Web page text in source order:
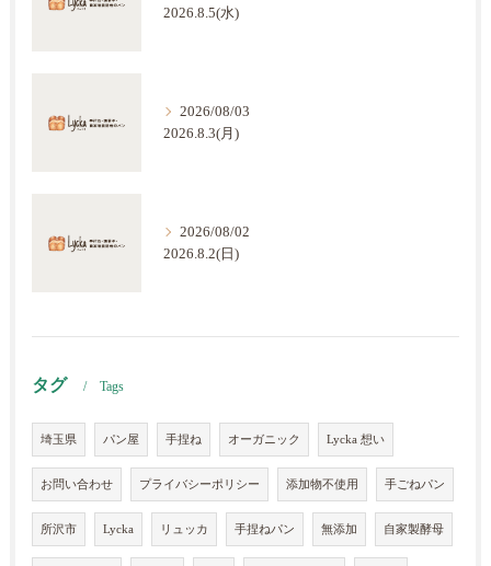
2026.8.5(水)
2026/08/03
2026.8.3(月)
2026/08/02
2026.8.2(日)
タグ Tags
埼玉県 パン屋 手捏ね オーガニック Lycka 想い
お問い合わせ プライバシーポリシー 添加物不使用 手ごねパン
所沢市 Lycka リュッカ 手捏ねパン 無添加 自家製酵母